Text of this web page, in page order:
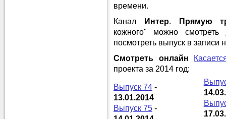
времени.
Канал
Интер.
Прямую
кожного" можно смотреть
посмотреть выпуск в записи
Смотреть онлайн
проекта за 2014 год:
Выпуск 74 -
13.01.2014
Выпуск 75 -